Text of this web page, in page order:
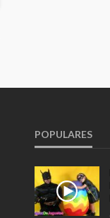
POPULARES